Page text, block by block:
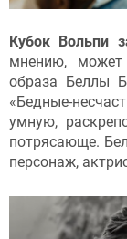
Кубок Вольпи
мнению,
образа Беллы
«Бедные-
умную,
потрясающе.
персонаж,